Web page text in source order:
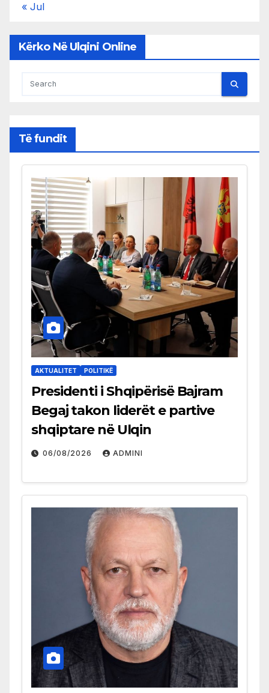
« Jul
Kërko Në Ulqini Online
Të fundit
AKTUALITET POLITIKË
Presidenti i Shqipërisë Bajram
Begaj takon liderët e partive
shqiptare në Ulqin
06/08/2026 ADMINI